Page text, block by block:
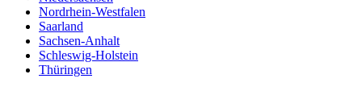
Nordrhein-Westfalen
Saarland
Sachsen-Anhalt
Schleswig-Holstein
Thüringen